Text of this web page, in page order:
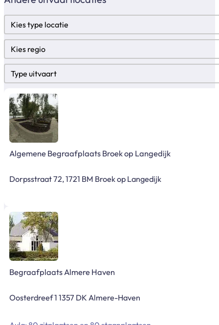
Locatietypes
Select content
Regio
Select content
Type uitvaart
Select content
Algemene Begraafplaats Broek op Langedijk
Dorpsstraat 72, 1721 BM Broek op Langedijk
Begraafplaats Almere Haven
Oosterdreef 1 1357 DK Almere-Haven